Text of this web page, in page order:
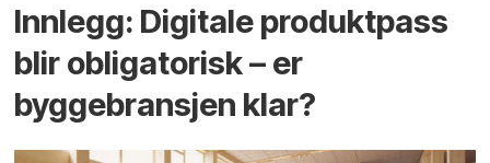
Innlegg: Digitale produktpass
blir obligatorisk – er
byggebransjen klar?